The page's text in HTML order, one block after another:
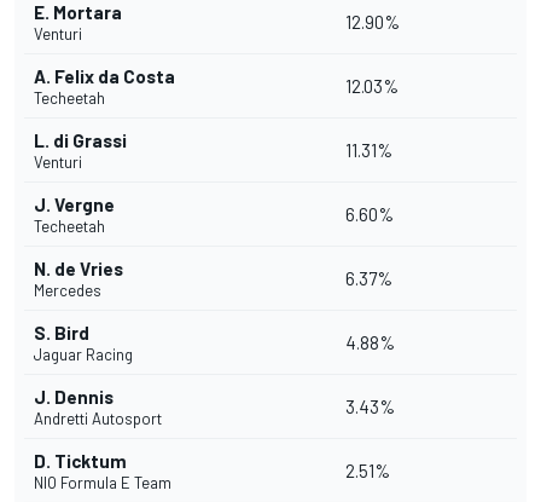
E. Mortara
Venturi
12.90%
A. Felix da Costa
Techeetah
12.03%
L. di Grassi
Venturi
11.31%
J. Vergne
Techeetah
6.60%
N. de Vries
Mercedes
6.37%
S. Bird
Jaguar Racing
4.88%
J. Dennis
Andretti Autosport
3.43%
D. Ticktum
NIO Formula E Team
2.51%